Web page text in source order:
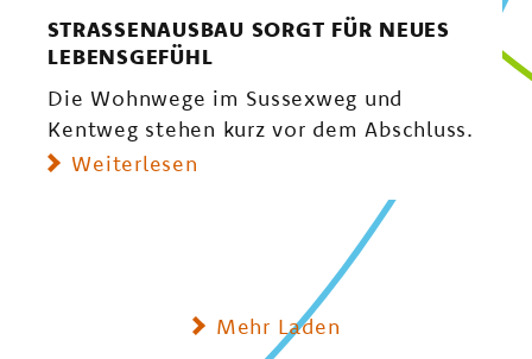
STRASSENAUSBAU SORGT FÜR NEUES L
EBENSGEFÜHL
Die Wohnwege im Sussexweg und
Kentweg stehen kurz vor dem Abschluss.
Weiterlesen
Mehr Laden